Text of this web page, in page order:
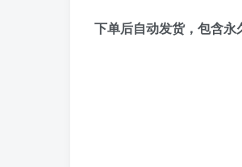
下单后自动发货，包含